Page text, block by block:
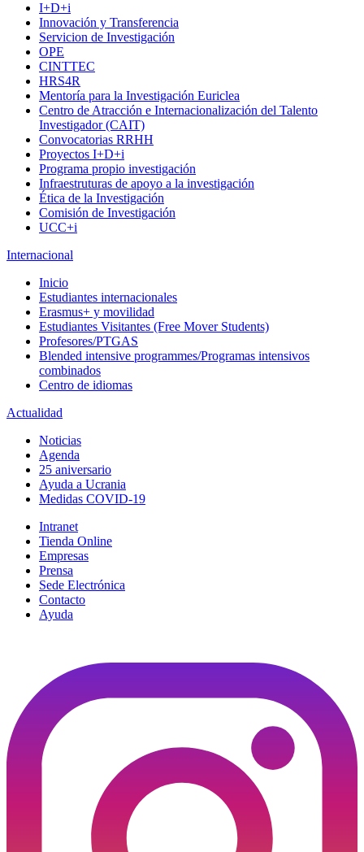
I+D+i
Innovación y Transferencia
Servicion de Investigación
OPE
CINTTEC
HRS4R
Mentoría para la Investigación Euriclea
Centro de Atracción e Internacionalización del Talento
Investigador (CAIT)
Convocatorias RRHH
Proyectos I+D+i
Programa propio investigación
Infraestruturas de apoyo a la investigación
Ética de la Investigación
Comisión de Investigación
UCC+i
Internacional
Inicio
Estudiantes internacionales
Erasmus+ y movilidad
Estudiantes Visitantes (Free Mover Students)
Profesores/PTGAS
Blended intensive programmes/Programas intensivos
combinados
Centro de idiomas
Actualidad
Noticias
Agenda
25 aniversario
Ayuda a Ucrania
Medidas COVID-19
Intranet
Tienda Online
Empresas
Prensa
Sede Electrónica
Contacto
Ayuda